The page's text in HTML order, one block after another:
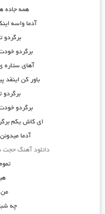
همه جاده
آدما واسه
برگردو
برگردو
آهای ستاره
باور کن اینقد
برگردو
برگردو
ای کاش یکم
آدما
دانلود آهنگ حجت
من
چه